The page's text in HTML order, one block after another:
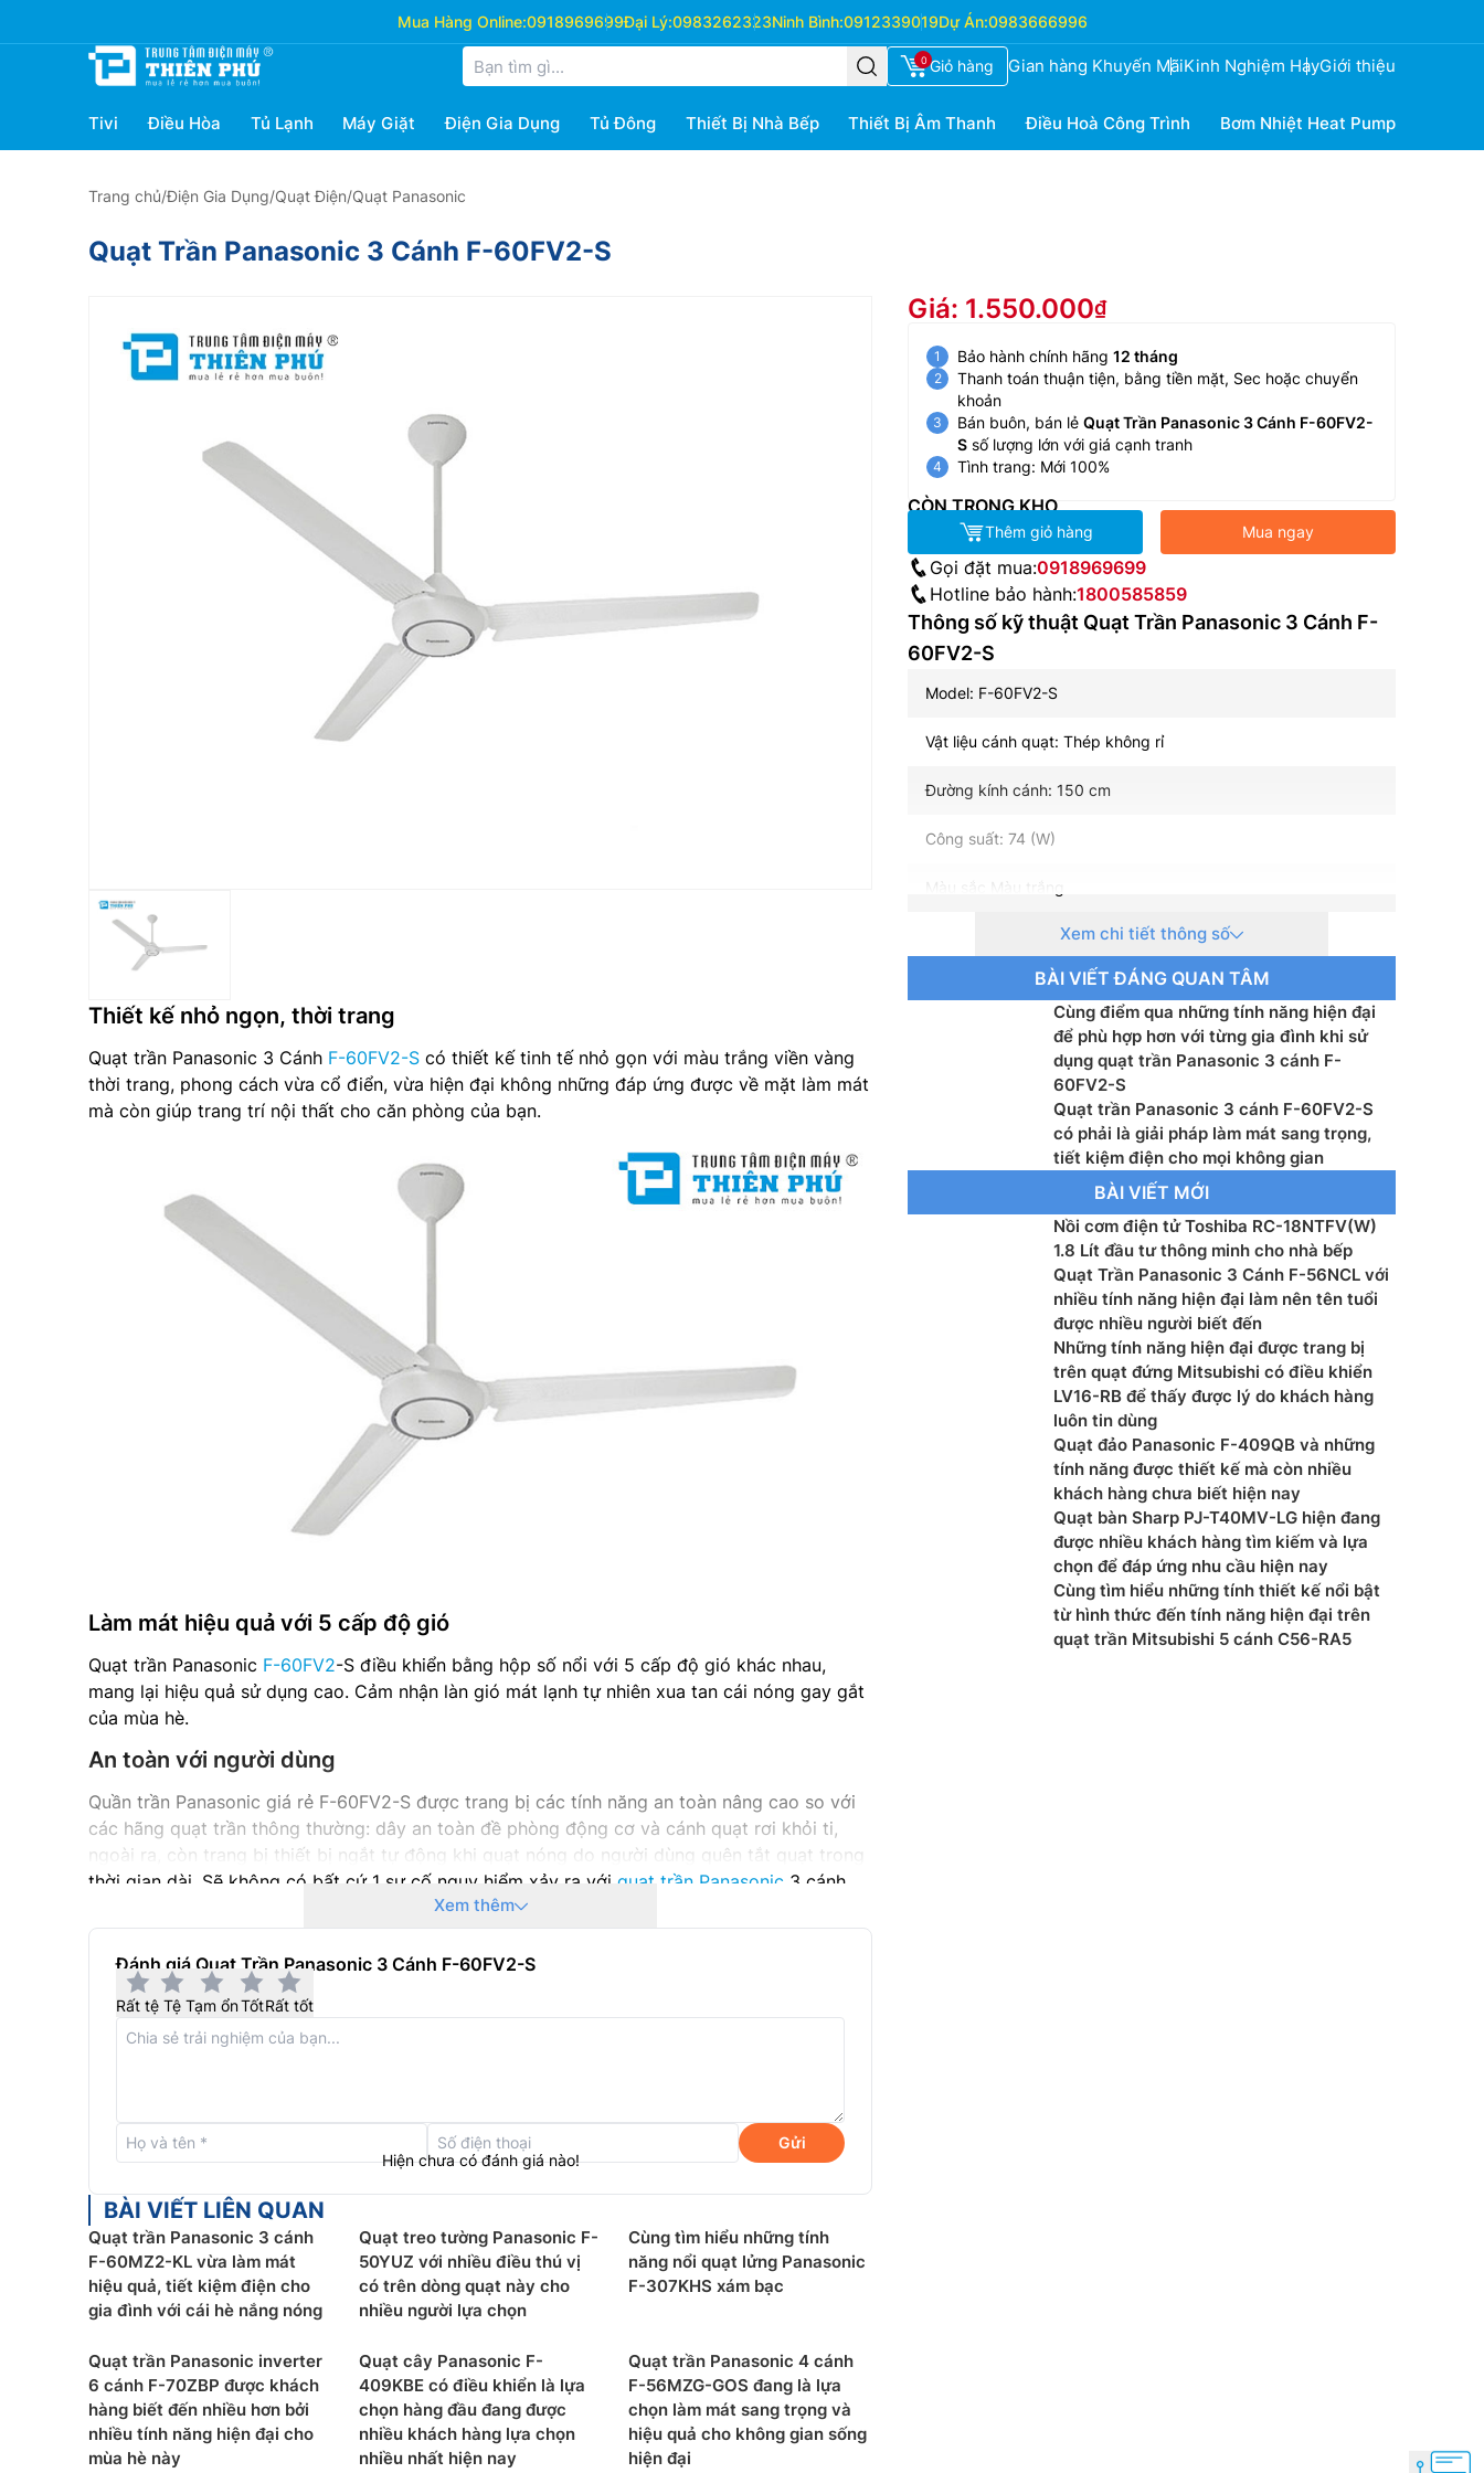
Mua Hàng Online:0918969699Đại Lý:0983262323Ninh Bình:0912339019Dự Án:0983666996
0 Giỏ hàng Gian hàng Khuyến MãiKinh Nghiệm HayGiới thiệu
Tivi Điều Hòa Tủ Lạnh Máy Giặt Điện Gia Dụng Tủ Đông Thiết Bị Nhà Bếp Thiết Bị Âm Thanh Điều Hoà Công Trình Bơm Nhiệt Heat Pump
Trang chủ/Điện Gia Dụng/Quạt Điện/Quạt Panasonic
Quạt Trần Panasonic 3 Cánh F-60FV2-S
Thiết kế nhỏ ngọn, thời trang
Quạt trần Panasonic 3 Cánh F-60FV2-S có thiết kế tinh tế nhỏ gọn với màu trắng viền vàng
thời trang, phong cách vừa cổ điển, vừa hiện đại không những đáp ứng được về mặt làm mát
mà còn giúp trang trí nội thất cho căn phòng của bạn.
Làm mát hiệu quả với 5 cấp độ gió
Quạt trần Panasonic F-60FV2-S điều khiển bằng hộp số nổi với 5 cấp độ gió khác nhau,
mang lại hiệu quả sử dụng cao. Cảm nhận làn gió mát lạnh tự nhiên xua tan cái nóng gay gắt
của mùa hè.
An toàn với người dùng
Quần trần Panasonic giá rẻ F-60FV2-S được trang bị các tính năng an toàn nâng cao so với
các hãng quạt trần thông thường: dây an toàn đề phòng động cơ và cánh quạt rơi khỏi ti,
ngoài ra, còn trang bị thiết bị ngắt tự động khi quạt nóng do người dùng quên tắt quạt trong
thời gian dài. Sẽ không có bất cứ 1 sự cố nguy hiểm xảy ra với quạt trần Panasonic 3 cánh
điện đột ngột làm hỏngquạt điện.
Vận hành êm ái, yên tĩnh
Độ bền cao
Các chi tiết động cơ, bạc đạn củaquạt trầnF-60FV2-S được bảo đảm bôi trơn vĩnh viễn làm
tăng tuổi thọ của quạt, giúp quạt vận hành êm ái trong 1 thời gian dài mới cần bảo dưỡng
thêm dầu.
Xem thêm
Đánh giá Quạt Trần Panasonic 3 Cánh F-60FV2-S
Rất tệ Tệ Tạm ổnTốtRất tốt
Gửi
Hiện chưa có đánh giá nào!
BÀI VIẾT LIÊN QUAN
Quạt trần Panasonic 3 cánh
F-60MZ2-KL vừa làm mát
hiệu quả, tiết kiệm điện cho
gia đình với cái hè nắng nóng
Quạt treo tường Panasonic F-
50YUZ với nhiều điều thú vị
có trên dòng quạt này cho
nhiều người lựa chọn
Cùng tìm hiểu những tính
năng nổi quạt lửng Panasonic
F-307KHS xám bạc
Quạt trần Panasonic inverter
6 cánh F-70ZBP được khách
hàng biết đến nhiều hơn bởi
nhiều tính năng hiện đại cho
mùa hè này
Quạt cây Panasonic F-
409KBE có điều khiển là lựa
chọn hàng đầu đang được
nhiều khách hàng lựa chọn
nhiều nhất hiện nay
Quạt trần Panasonic 4 cánh
F-56MZG-GOS đang là lựa
chọn làm mát sang trọng và
hiệu quả cho không gian sống
hiện đại
Giá: 1.550.000
Bảo hành chính hãng 12 tháng
Thanh toán thuận tiện, bằng tiền mặt, Sec hoặc chuyển
khoản
Bán buôn, bán lẻ Quạt Trần Panasonic 3 Cánh F-60FV2-
S số lượng lớn với giá cạnh tranh
Tình trang: Mới 100%
CÒN TRONG KHO
Thêm giỏ hàng Mua ngay
Gọi đặt mua:0918969699
Hotline bảo hành:1800585859
Thông số kỹ thuật Quạt Trần Panasonic 3 Cánh F-
60FV2-S
Model: F-60FV2-S
Vật liệu cánh quạt: Thép không rỉ
Đường kính cánh: 150 cm
Công suất: 74 (W)
Lưu lượng gió: 270(m3/min)
Vận tốc gió: 165 (m/min)
Điều khiển quạt: Hộp số
F-60FV2-S: 30.4 cm (12 inch)
Xem chi tiết thông số
BÀI VIẾT ĐÁNG QUAN TÂM
Cùng điểm qua những tính năng hiện đại
để phù hợp hơn với từng gia đình khi sử
dụng quạt trần Panasonic 3 cánh F-
60FV2-S
Quạt trần Panasonic 3 cánh F-60FV2-S
có phải là giải pháp làm mát sang trọng,
tiết kiệm điện cho mọi không gian
BÀI VIẾT MỚI
Nồi cơm điện tử Toshiba RC-18NTFV(W)
1.8 Lít đầu tư thông minh cho nhà bếp
Quạt Trần Panasonic 3 Cánh F-56NCL với
nhiều tính năng hiện đại làm nên tên tuổi
được nhiều người biết đến
Những tính năng hiện đại được trang bị
trên quạt đứng Mitsubishi có điều khiển
LV16-RB để thấy được lý do khách hàng
luôn tin dùng
Quạt đảo Panasonic F-409QB và những
tính năng được thiết kế mà còn nhiều
khách hàng chưa biết hiện nay
Quạt bàn Sharp PJ-T40MV-LG hiện đang
được nhiều khách hàng tìm kiếm và lựa
chọn để đáp ứng nhu cầu hiện nay
Cùng tìm hiểu những tính thiết kế nổi bật
từ hình thức đến tính năng hiện đại trên
quạt trần Mitsubishi 5 cánh C56-RA5